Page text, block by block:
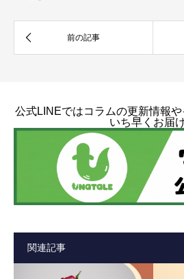
公式LINEではコラムの更新情報
いち早くお届け
関連記事